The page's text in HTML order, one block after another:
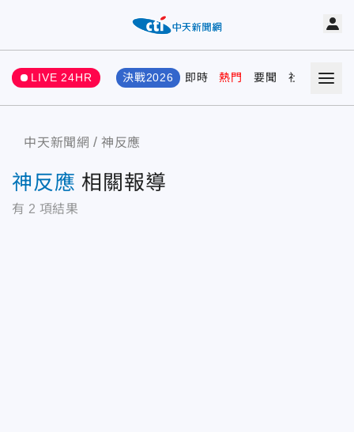
LIVE 24HR 決戰2026 即時 熱門 要聞 社會 娛樂
中天新聞網 神反應
神反應 相關報導
有 2 項結果